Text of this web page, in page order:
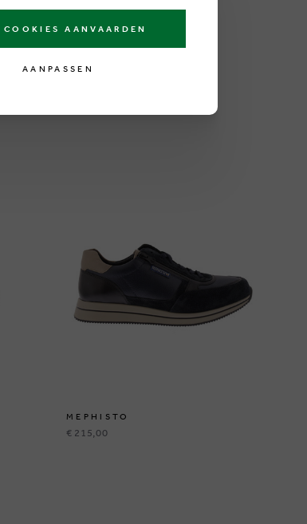
MEPHISTO
€ 215,00
COOKIES AANVAARDEN
AANPASSEN